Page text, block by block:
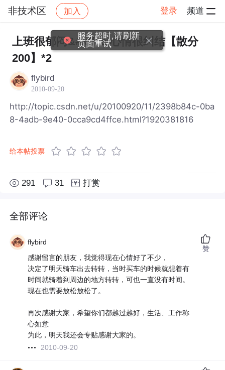
非技术区 加入 登录 频道
社区 非技术区 帖子详情
上班很郁闷&#xff0c;心情很纠结【散分
200】*2
flybird
2010-09-20
http://topic.csdn.net/u/20100920/11/2398b84c-0ba
8-4adb-9e40-0cca9cd4ffce.html?1920381816
给本帖投票
291 31 打赏
全部评论
flybird
感谢留言的朋友，我觉得现在心情好了不少，
决定了明天骑车出去转转，当时买车的时候就想着有
时间就骑着到周边的地方转转，可也一直没有时间。
现在也需要放松放松了。
再次感谢大家，希望你们都越过越好，生活、工作称
心如意
为此，明天我还会专贴感谢大家的。
2010-09-20
赞
服务超时,请刷新
页面重试